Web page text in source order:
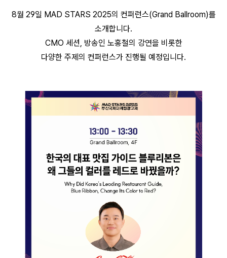
8월 29일 MAD STARS 2025의 컨퍼런스(Grand Ballroom)를
소개합니다.
CMO 세션, 방송인 노홍철의 강연을 비롯한
다양한 주제의 컨퍼런스가 진행될 예정입니다.